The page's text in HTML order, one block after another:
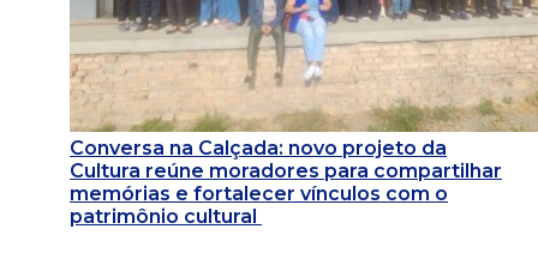
Conversa na Calçada: novo projeto da
Cultura reúne moradores para compartilhar
memórias e fortalecer vínculos com o
patrimônio cultural